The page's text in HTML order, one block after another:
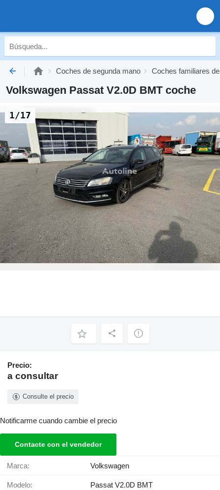
Coches de segunda mano Coches familiares
Volkswagen Passat V2.0D BMT coche
1/17
Precio:
a consultar
Consulte el precio
Notificarme cuando cambie el precio
Contacte con el vendedor
Marca: Volkswagen
Modelo: Passat V2.0D BMT